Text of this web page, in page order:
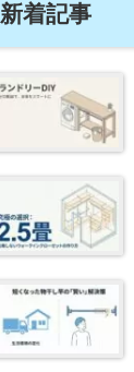
新着記事